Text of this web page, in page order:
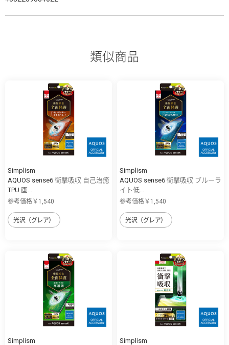
類似商品
Simplism
AQUOS sense6 衝撃吸収 自己治癒
TPU 画...
参考価格￥1,540
光沢（グレア）
Simplism
AQUOS sense6 衝撃吸収 ブルーラ
イト低...
参考価格￥1,540
光沢（グレア）
Simplism
Simplism